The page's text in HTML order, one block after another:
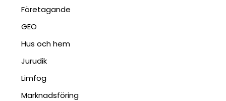
Företagande
GEO
Hus och hem
Jurudik
Limfog
Marknadsföring